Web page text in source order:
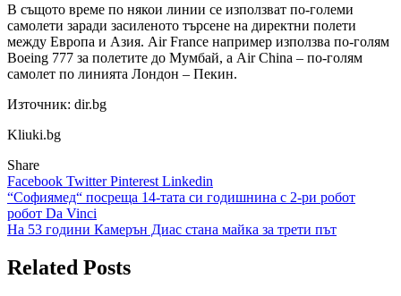
В същото време по някои линии се използват по-големи
самолети заради засиленото търсене на директни полети
между Европа и Азия. Air France например използва по-голям
Boeing 777 за полетите до Мумбай, а Air China – по-голям
самолет по линията Лондон – Пекин.
Източник: dir.bg
Kliuki.bg
Share
Facebook TwitterPinterest Linkedin
Навигация
“Софиямед“ посреща 14-тата си годишнина с 2-ри робот
робот Da Vinci
На 53 години Камерън Диас стана майка за трети път
Related Posts